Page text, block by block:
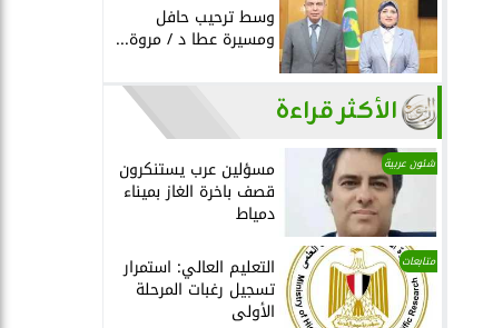
وسط ترحيب حافل
ومسيرة عطا د / مروة...
الأكثر قراءة
شئون عربية مسؤلين عرب يستنكرون
قصف باخرة الغاز بميناء
دمياط
متابعات التعليم العالي: استمرار
تسجيل رغبات المرحلة
الأولى